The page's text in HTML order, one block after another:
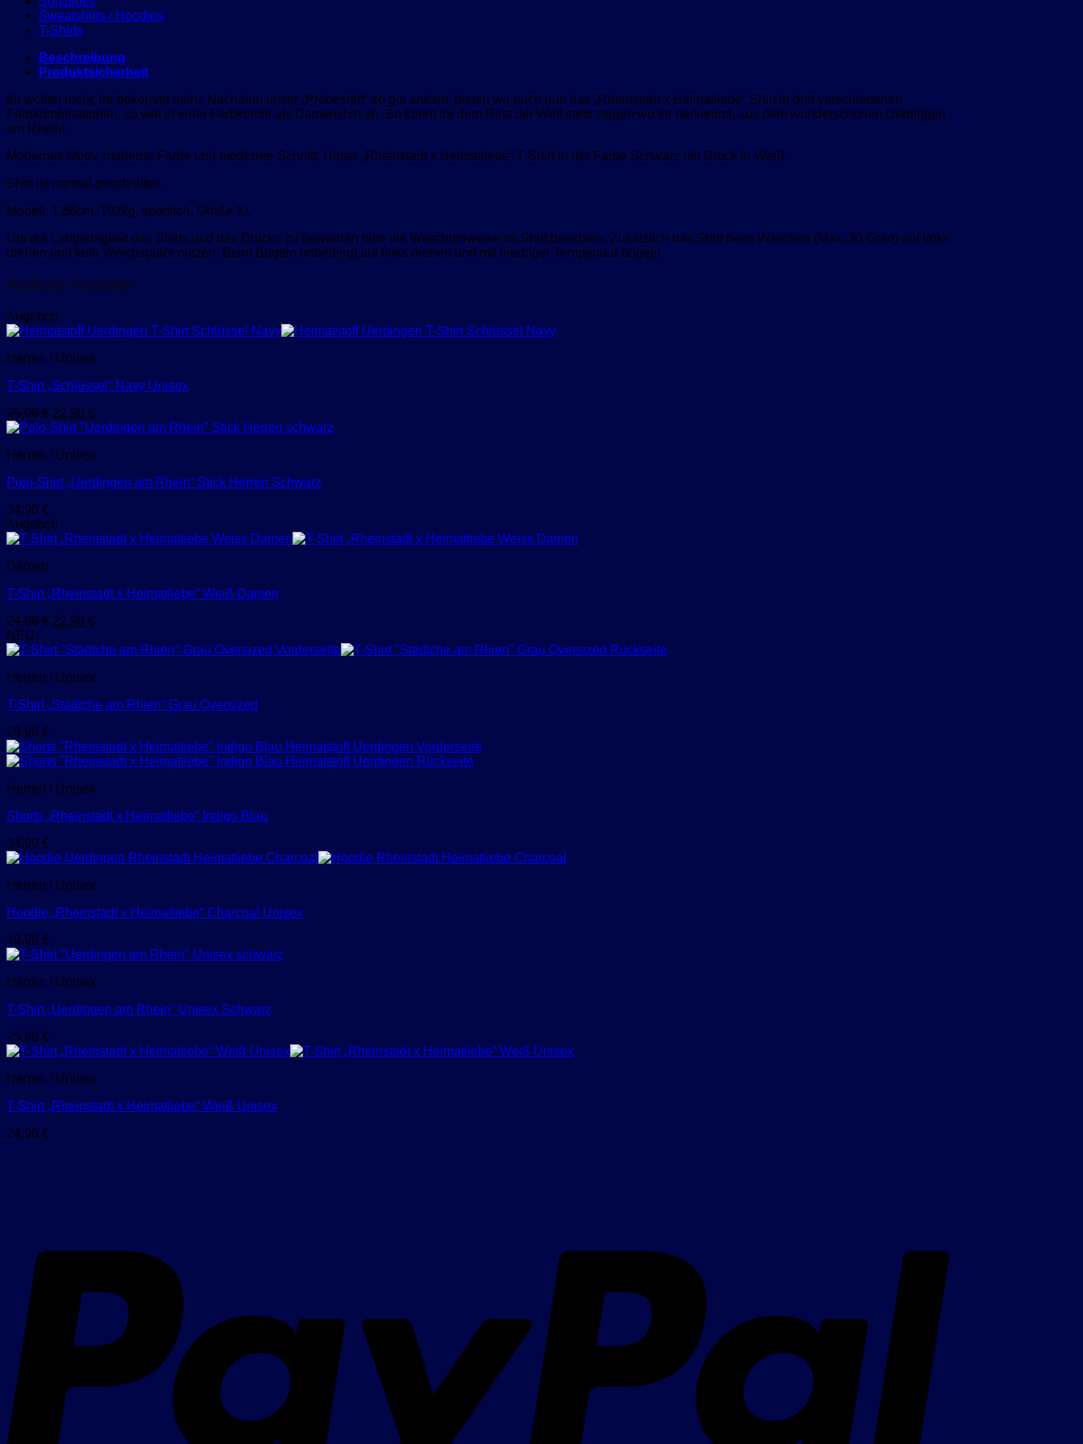
Sweatshirts / Hoodies
T-Shirts
Beschreibung
Produktsicherheit
Ihr wolltet mehr, ihr bekommt mehr. Nachdem unser „Probeshirt“ so gut ankam, bieten wir euch nun das „Rheinstadt x Heimatliebe“ Shirt in drei verschiedenen
Farbkombinationen, so wie in einer Farbkombi als Damenshirt an. So könnt ihr dem Rest der Welt stets zeigen wo ihr herkommt, aus dem wunderschönen Uerdingen
am Rhein!
Modernes Motiv, moderne Farbe und moderner Schnitt. Unser „Rheinstadt x Heimatliebe“ T-Shirt in der Farbe Schwarz mit Druck in Weiß.
Shirt ist normal geschnitten
Modell: 1,86cm, 102kg, sportlich, Größe XL
Um die Langlebigkeit des Shirts und des Drucks zu bewahren bitte die Waschhinweise im Shirt beachten. Zusätzlich das Shirt beim Waschen (Max. 30 Grad) auf links
drehen und kein Weichspüler nutzen. Beim Bügeln unbedingt auf links drehen und mit niedriger Temperatur bügeln.
Ähnliche Produkte
Angebot!
Herren / Unisex
T-Shirt „Schlüssel“ Navy Unisex
25,90€ Ursprünglicher
Preis
25,90 €
22,90 €Aktueller
Preis
22,90 €.
Herren / Unisex
Polo-Shirt „Uerdingen am Rhein“ Stick Herren Schwarz
34,90 €
Angebot!
Damen
T-Shirt „Rheinstadt x Heimatliebe“ Weiß Damen
24,90€ Ursprünglicher
war:
22,90 €Aktueller
ist:
NEU
Herren / Unisex
T-Shirt „Städtche am Rhien“ Grau Oversized
29,90 €
Herren / Unisex
Shorts „Rheinstadt x Heimatliebe“ Indigo Blau
34,90 €
Herren / Unisex
Hoodie „Rheinstadt x Heimatliebe“ Charcoal Unisex
49,90 €
Herren / Unisex
T-Shirt „Uerdingen am Rhein“ Unisex Schwarz
25,90 €
Herren / Unisex
T-Shirt „Rheinstadt x Heimatliebe“ Weiß Unisex
24,90 €